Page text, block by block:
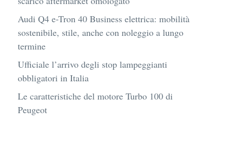
Audi Q4 e-Tron 40 Business elettrica: mobilità
sostenibile, stile, anche con noleggio a lungo
termine
Ufficiale l’arrivo degli stop lampeggianti
obbligatori in Italia
Le caratteristiche del motore Turbo 100 di
Peugeot